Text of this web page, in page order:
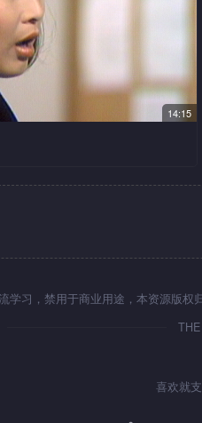
14:15
叔用录音的方法误导大众以为
叔杀死三人的原因，因为良
来报仇。
习，禁用于商业用途，本资源版权
喜欢就